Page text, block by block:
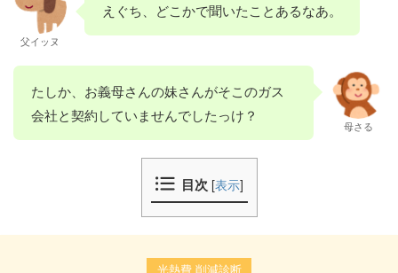
父イッヌ
えぐち、どこかで聞いたことあるなあ。
たしか、お義母さんの妹さんがそこのガス
会社と契約していませんでしたっけ？
母さる
目次 [表示]
光熱費 削減診断